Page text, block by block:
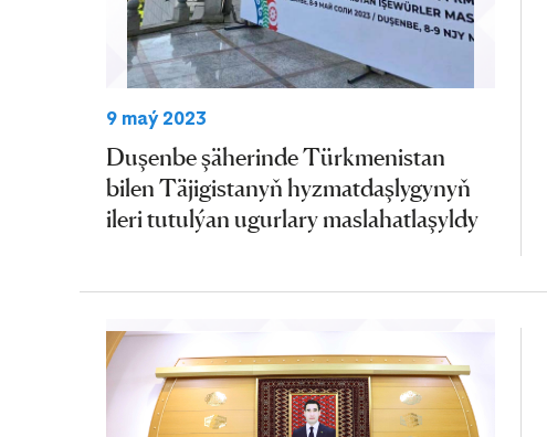
9 maý 2023
Duşenbe şäherinde Türkmenistan
bilen Täjigistanyň hyzmatdaşlygynyň
ileri tutulýan ugurlary maslahatlaşyldy